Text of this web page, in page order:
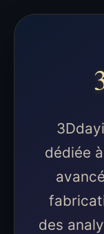
dédiée
des